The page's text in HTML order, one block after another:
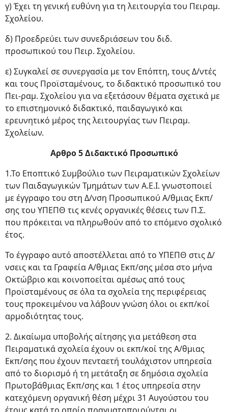
γ) Έχει τη γενική ευθύνη για τη λειτουργία του Πειραμ.
Σχολείου.
δ) Προεδρεύει των συνεδριάσεων του διδ.
προσωπικού του Πειρ. Σχολείου.
ε) Συγκαλεί σε συνεργασία με τον Επόπτη, τους Δ/ντές
και τους Προϊσταμένους, το διδακτικό προσωπικό του
Πει-ραμ. Σχολείου για να εξετάσουν θέματα σχετικά με
το επιστημονικό διδακτικό, παιδαγωγικό και
ερευνητικό μέρος της λειτουργίας των Πειραμ.
Σχολείων.
Αρθρο 5 Διδακτικό Προσωπικό
1.Το Εποπτικό Συμβούλιο των Πειραματικών Σχολείων
των Παιδαγωγικών Τμημάτων των Α.Ε.Ι. γνωστοποιεί
με έγγραφο του στη Δ/νση Προσωπικού Α/θμιας Εκπ/
σης του ΥΠΕΠΘ τις κενές οργανικές θέσεις των Π.Σ.
που πρόκειται να πληρωθούν από το επόμενο σχολικό
έτος.
Το έγγραφο αυτό αποστέλλεται από το ΥΠΕΠΘ στις Δ/
νσεις και τα Γραφεία Α/θμιας Εκπ/σης μέσα στο μήνα
Οκτώβριο και κοινοποείται αμέσως από τους
Προϊσταμένους σε όλα τα σχολεία της περιφέρειας
τους προκειμένου να λάβουν γνώση όλοι οι εκπ/κoί
αρμοδιότητας τους.
2. Δικαίωμα υποβολής αίτησης για μετάθεση στα
Πειραματικά σχολεία έχουν οι εκπ/κοί της Α/θμιας
Εκπ/σης που έχουν πενταετή τουλάχιστον υπηρεσία
από το διορισμό ή τη μετάταξη σε δημόσια σχολεία
Πρωτοβάθμιας Εκπ/σης και 1 έτος υπηρεσία στην
κατεχόμενη οργανική θέση μέχρι 31 Αυγούστου του